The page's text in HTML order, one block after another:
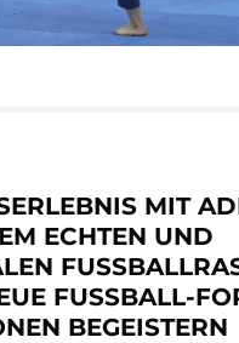
MIT
ECHTEN UND
FUSSBALL-
BEGEISTERN